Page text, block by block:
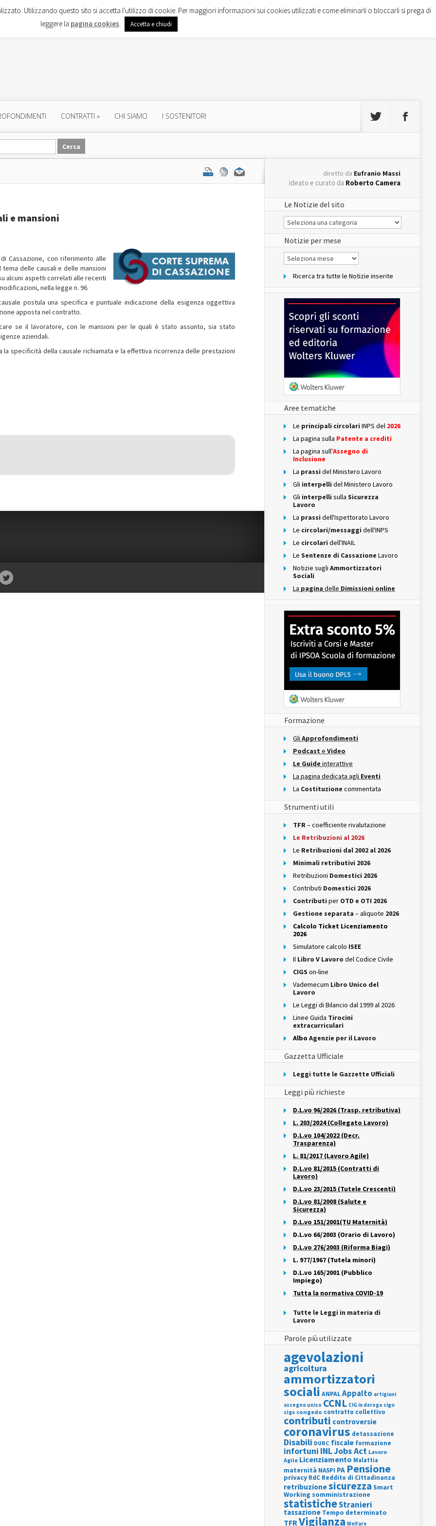
CONTRATTI » CHI SIAMO I SOSTENITORI
e mansioni
Cassazione, con riferimento alle
delle causali e delle mansioni
alcuni aspetti correlati alle recenti
nella legge n. 96.
postula una specifica e puntuale indicazione della esigenza oggettiva
apposta nel contratto.
se il lavoratore, con le mansioni per le quali è stato assunto, sia stato
aziendali.
specificità della causale richiamata e la effettiva ricorrenza delle prestazioni
diretto da Eufranio Massi
ideato e curato da Roberto Camera
Le Notizie del sito
Le
Notizie
del
sito
Notizie per mese
Notizie
per
Ricerca tra tutte le Notizie inserite
Aree tematiche
Le principali circolari INPS del 2026
La pagina sulla Patente a crediti
La pagina sull'Assegno di
Inclusione
La prassi del Ministero Lavoro
Gli interpelli del Ministero Lavoro
Gli interpelli sulla Sicurezza
Lavoro
La prassi dell'Ispettorato Lavoro
Le circolari/messaggi dell'INPS
Le circolari dell'INAIL
Le Sentenze di Cassazione Lavoro
Notizie sugli Ammortizzatori
Sociali
La pagina delle Dimissioni online
Formazione
Gli Approfondimenti
Podcast e Video
Le Guide interattive
La pagina dedicata agli Eventi
La Costituzione commentata
Strumenti utili
TFR– coefficiente rivalutazione
Le Retribuzioni al 2026
Le Retribuzioni dal 2002 al 2026
Minimali retributivi 2026
Retribuzioni Domestici 2026
Contributi Domestici 2026
Contributi per OTD e OTI 2026
Gestione separata – aliquote 2026
Calcolo Ticket Licenziamento
2026
Simulatore calcolo ISEE
Il Libro V Lavoro del Codice Civile
CIGS on-line
Vademecum Libro Unico del
Lavoro
Le Leggi di Bilancio dal 1999 al 2026
Linee Guida Tirocini
extracurriculari
Albo Agenzie per il Lavoro
Gazzetta Ufficiale
Leggi tutte le Gazzette Ufficiali
Leggi più richieste
D.L.vo 96/2026 (Trasp. retributiva)
L. 203/2024 (Collegato Lavoro)
D.L.vo 104/2022 (Decr.
Trasparenza)
L. 81/2017 (Lavoro Agile)
D.L.vo 81/2015 (Contratti di
Lavoro)
D.L.vo 23/2015 (Tutele Crescenti)
D.L.vo 81/2008 (Salute e
Sicurezza)
D.L.vo 151/2001(TU Maternità)
D.L.vo 66/2003 (Orario di Lavoro)
D.L.vo 276/2003 (Riforma Biagi)
L. 977/1967 (Tutela minori)
D.L.vo 165/2001 (Pubblico
Impiego)
Tutta la normativa COVID-19
Tutte le Leggi in materia di
Lavoro
Parole più utilizzate
agevolazioni
agricoltura
ammortizzatori
sociali ANPALAppalto artigiani
assegno unico CCNL CIG in deroga cigo
cigs congedo contratto collettivo
contributi controversie
coronavirus detassazione
Disabili DURC fiscale formazione
infortuni INLJobs Act Lavoro
Agile Licenziamento Malattia
maternità NASPI PA Pensione
privacy RdC Reddito di Cittadinanza
retribuzionesicurezza Smart
Working somministrazione
statisticheStranieri
tassazione Tempo determinato
TFRVigilanza Welfare
Utilizzando questo sito si accetta l'utilizzo di cookie. Per maggiori informazioni sui cookies utilizzati e come eliminarli o bloccarli si prega di
leggere la pagina cookies. Accetta e chiudi